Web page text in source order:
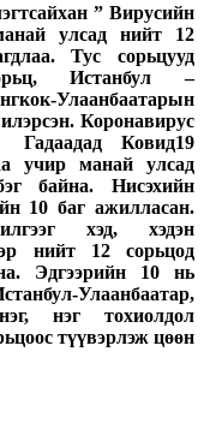
” Вирусийн
улсад нийт 12
Тус сорьцууд
Истанбул –
Улаанбаатарын
илэрсэн. Коронавирус
Гадаадад Ковид19
учир манай улсад
байна. Нисэхийн
10 баг ажилласан.
хэд, хэдэн
нийт 12 сорьцод
Эдгээрийн 10 нь
Улаанбаатар,
нэг тохиолдол
түүвэрлэж цөөн